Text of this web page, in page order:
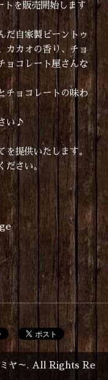
トを販売開始します
だ自家製ビーントゥ
カカオの香り、チョ
ョコレート屋さんな
チョコレートの味わ
い♪
を提供いたします。
ださい。
ヤ～. All Rights Re